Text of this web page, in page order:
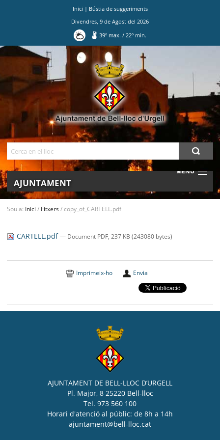
Inici | Bústia de suggeriments
Divendres 9 de Agost del 2026
39º max./ 22º min.
MENU
AJUNTAMENT
Sou a: Inici / Fitxers/copy_of_CARTELL.pdf
CARTELL.pdf— Document PDF, 237 KB (243080 bytes)
Imprimeix-ho Envia
AJUNTAMENT DE BELL-LLOC D’URGELL
Pl. Major, 8 25220 Bell-lloc
Tel. 973 560 100
Horari d'atenció al públic: de 8h a 14h
ajuntament@bell-lloc.cat